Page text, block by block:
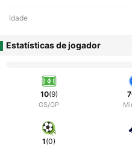
Idade
Estatísticas de jogador
10(9)
GS/GP
1(0)